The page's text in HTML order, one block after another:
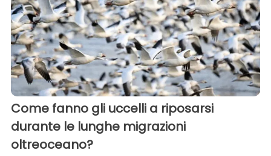
Come fanno gli uccelli a riposarsi
durante le lunghe migrazioni
oltreoceano?